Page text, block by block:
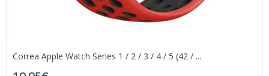
Correa Apple Watch Series 1 / 2 / 3 / 4 / 5 (42 / ...